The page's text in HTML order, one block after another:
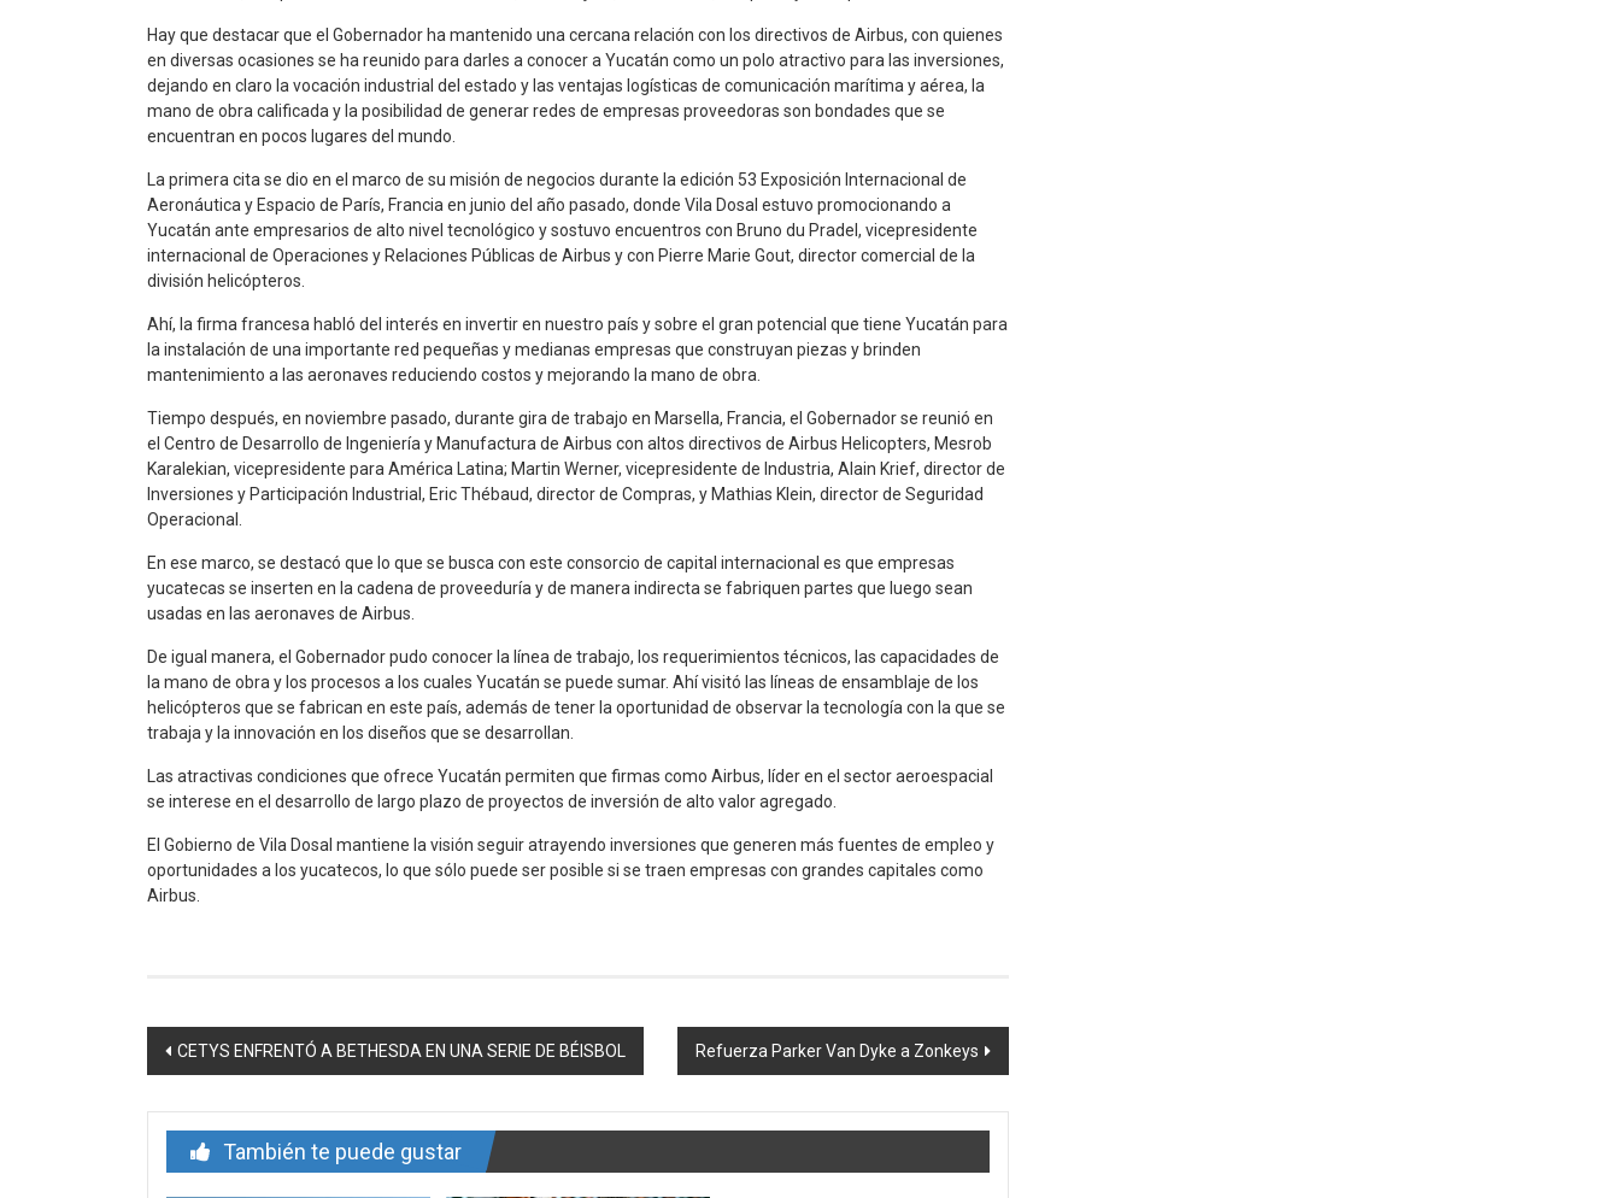
Hay que destacar que el Gobernador ha mantenido una cercana relación con los directivos de Airbus, con quienes
en diversas ocasiones se ha reunido para darles a conocer a Yucatán como un polo atractivo para las inversiones,
dejando en claro la vocación industrial del estado y las ventajas logísticas de comunicación marítima y aérea, la
mano de obra calificada y la posibilidad de generar redes de empresas proveedoras son bondades que se
encuentran en pocos lugares del mundo.
La primera cita se dio en el marco de su misión de negocios durante la edición 53 Exposición Internacional de
Aeronáutica y Espacio de París, Francia en junio del año pasado, donde Vila Dosal estuvo promocionando a
Yucatán ante empresarios de alto nivel tecnológico y sostuvo encuentros con Bruno du Pradel, vicepresidente
internacional de Operaciones y Relaciones Públicas de Airbus y con Pierre Marie Gout, director comercial de la
división helicópteros.
Ahí, la firma francesa habló del interés en invertir en nuestro país y sobre el gran potencial que tiene Yucatán para
la instalación de una importante red pequeñas y medianas empresas que construyan piezas y brinden
mantenimiento a las aeronaves reduciendo costos y mejorando la mano de obra.
Tiempo después, en noviembre pasado, durante gira de trabajo en Marsella, Francia, el Gobernador se reunió en
el Centro de Desarrollo de Ingeniería y Manufactura de Airbus con altos directivos de Airbus Helicopters, Mesrob
Karalekian, vicepresidente para América Latina; Martin Werner, vicepresidente de Industria, Alain Krief, director de
Inversiones y Participación Industrial, Eric Thébaud, director de Compras, y Mathias Klein, director de Seguridad
Operacional.
En ese marco, se destacó que lo que se busca con este consorcio de capital internacional es que empresas
yucatecas se inserten en la cadena de proveeduría y de manera indirecta se fabriquen partes que luego sean
usadas en las aeronaves de Airbus.
De igual manera, el Gobernador pudo conocer la línea de trabajo, los requerimientos técnicos, las capacidades de
la mano de obra y los procesos a los cuales Yucatán se puede sumar. Ahí visitó las líneas de ensamblaje de los
helicópteros que se fabrican en este país, además de tener la oportunidad de observar la tecnología con la que se
trabaja y la innovación en los diseños que se desarrollan.
Las atractivas condiciones que ofrece Yucatán permiten que firmas como Airbus, líder en el sector aeroespacial
se interese en el desarrollo de largo plazo de proyectos de inversión de alto valor agregado.
El Gobierno de Vila Dosal mantiene la visión seguir atrayendo inversiones que generen más fuentes de empleo y
oportunidades a los yucatecos, lo que sólo puede ser posible si se traen empresas con grandes capitales como
Airbus.
Navegación
entrada
CETYS ENFRENTÓ A BETHESDA EN UNA SERIE DE BÉISBOL Refuerza Parker Van Dyke a Zonkeys
También te puede gustar